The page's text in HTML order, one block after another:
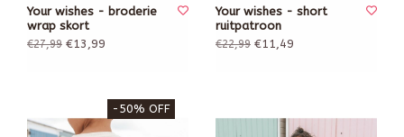
Your wishes - broderie
wrap skort
€27,99 €13,99
Your wishes - short
ruitpatroon
€22,99 €11,49
-50% OFF